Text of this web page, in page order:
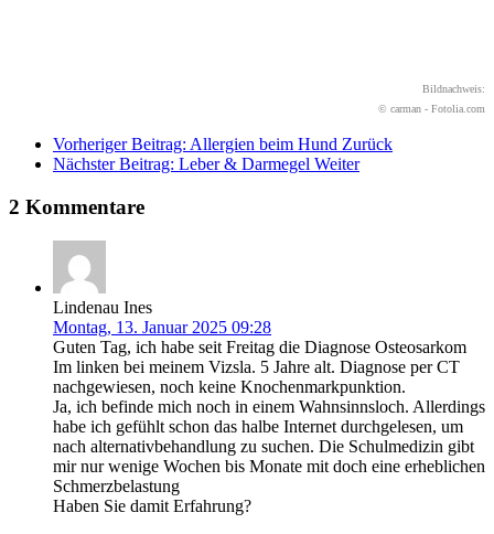
Bildnachweis:
© carman - Fotolia.com
Vorheriger Beitrag: Allergien beim Hund Zurück
Nächster Beitrag: Leber & Darmegel Weiter
2 Kommentare
Lindenau Ines
Montag, 13. Januar 2025 09:28
Guten Tag, ich habe seit Freitag die Diagnose Osteosarkom
Im linken bei meinem Vizsla. 5 Jahre alt. Diagnose per CT
nachgewiesen, noch keine Knochenmarkpunktion.
Ja, ich befinde mich noch in einem Wahnsinnsloch. Allerdings
habe ich gefühlt schon das halbe Internet durchgelesen, um
nach alternativbehandlung zu suchen. Die Schulmedizin gibt
mir nur wenige Wochen bis Monate mit doch eine erheblichen
Schmerzbelastung
Haben Sie damit Erfahrung?